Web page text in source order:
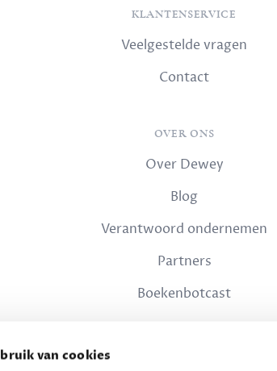
van cookies
KLANTENSERVICE
Veelgestelde vragen
Contact
OVER ONS
Over Dewey
Blog
Verantwoord ondernemen
Partners
Boekenbotcast